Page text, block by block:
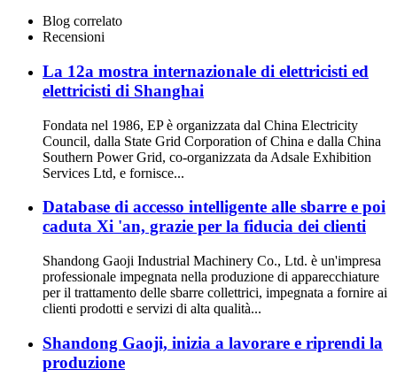
Blog correlato
Recensioni
La 12a mostra internazionale di elettricisti ed
elettricisti di Shanghai
Fondata nel 1986, EP è organizzata dal China Electricity
Council, dalla State Grid Corporation of China e dalla China
Southern Power Grid, co-organizzata da Adsale Exhibition
Services Ltd, e fornisce...
Database di accesso intelligente alle sbarre e poi
caduta Xi 'an, grazie per la fiducia dei clienti
Shandong Gaoji Industrial Machinery Co., Ltd. è un'impresa
professionale impegnata nella produzione di apparecchiature
per il trattamento delle sbarre collettrici, impegnata a fornire ai
clienti prodotti e servizi di alta qualità...
Shandong Gaoji, inizia a lavorare e riprendi la
produzione